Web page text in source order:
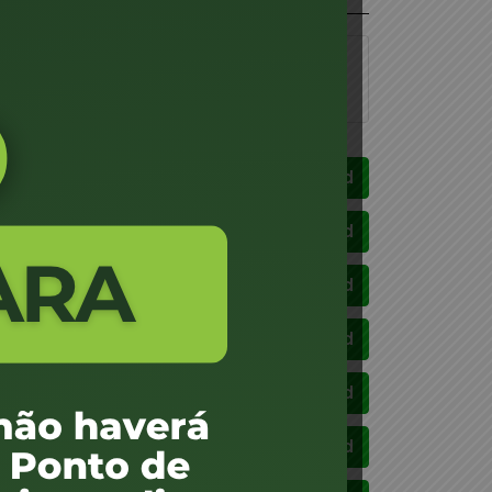
Download
Download
Download
Download
Download
Download